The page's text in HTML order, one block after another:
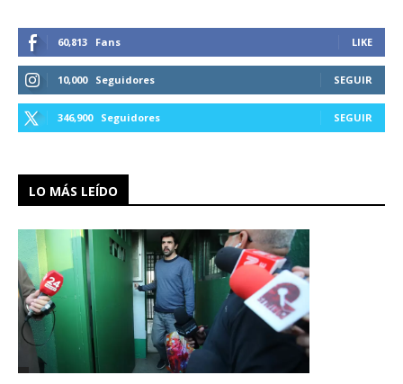
60,813 Fans LIKE
10,000 Seguidores SEGUIR
346,900 Seguidores SEGUIR
LO MÁS LEÍDO